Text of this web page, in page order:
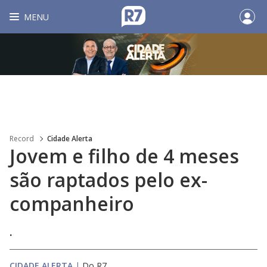
MENU
Record Cidade Alerta
Jovem e filho de 4 meses
são raptados pelo ex-
companheiro
.